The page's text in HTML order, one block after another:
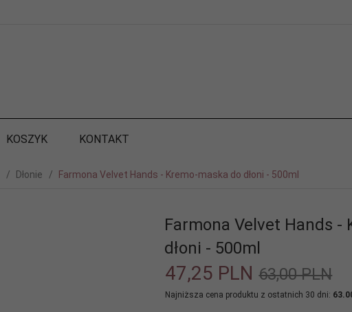
KOSZYK KONTAKT
Dłonie Farmona Velvet Hands - Kremo-maska do dłoni - 500ml
Farmona Velvet Hands -
dłoni - 500ml
47,25 PLN 63,00 PLN
Najniższa cena produktu z ostatnich 30 dni: